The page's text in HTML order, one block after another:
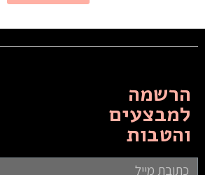
הרשמה
למבצעים
והטבות